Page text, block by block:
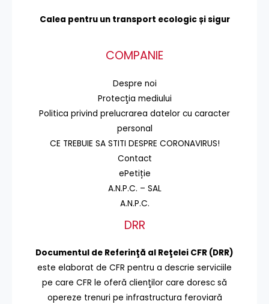
Calea pentru un transport ecologic și sigur
COMPANIE
Despre noi
Protecţia mediului
Politica privind prelucrarea datelor cu caracter
personal
CE TREBUIE SA STITI DESPRE CORONAVIRUS!
Contact
ePetiție
A.N.P.C. – SAL
A.N.P.C.
DRR
Documentul de Referinţă al Reţelei CFR (DRR)
este elaborat de CFR pentru a descrie serviciile
pe care CFR le oferă clienţilor care doresc să
opereze trenuri pe infrastructura feroviară